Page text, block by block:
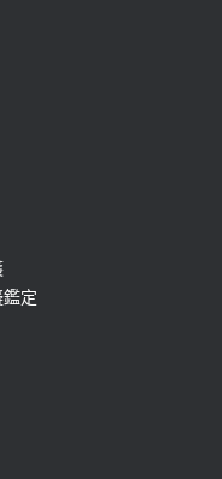
！這幾項檢
坦言：不
老人小
兆
定